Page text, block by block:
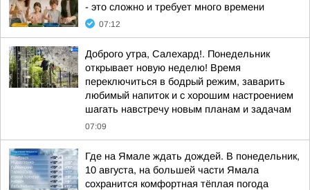
- это сложно и требует много времени
07:12
Доброго утра, Салехард!. Понедельник
открывает новую неделю! Время
переключиться в бодрый режим, заварить
любимый напиток и с хорошим настроением
шагать навстречу новым планам и задачам
07:09
Где на Ямале ждать дождей. В понедельник,
10 августа, на большей части Ямала
сохранится комфортная тёплая погода